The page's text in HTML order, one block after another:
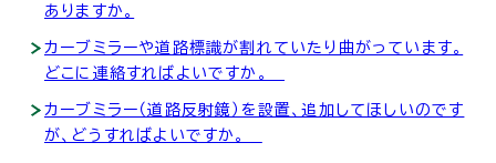
ありますか。
カーブミラーや道路標識が割れていたり曲がっています。
どこに連絡すればよいですか。
カーブミラー（道路反射鏡）を設置、追加してほしいのです
が、どうすればよいですか。